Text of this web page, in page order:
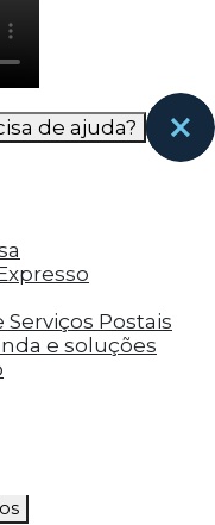
com o site. Esses
sobre
taxa de
o
de social
recursos de
usados para
páginas que eles
da
de ajuda?
Postais
e soluções